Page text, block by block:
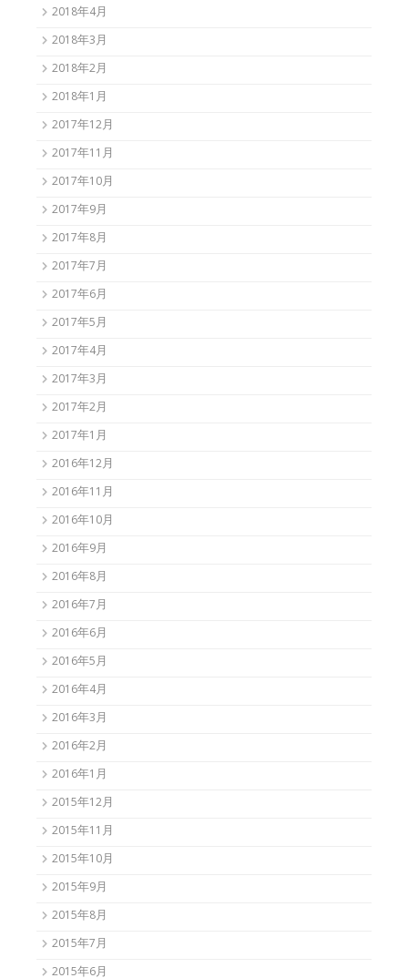
2018年4月
2018年3月
2018年2月
2018年1月
2017年12月
2017年11月
2017年10月
2017年9月
2017年8月
2017年7月
2017年6月
2017年5月
2017年4月
2017年3月
2017年2月
2017年1月
2016年12月
2016年11月
2016年10月
2016年9月
2016年8月
2016年7月
2016年6月
2016年5月
2016年4月
2016年3月
2016年2月
2016年1月
2015年12月
2015年11月
2015年10月
2015年9月
2015年8月
2015年7月
2015年6月